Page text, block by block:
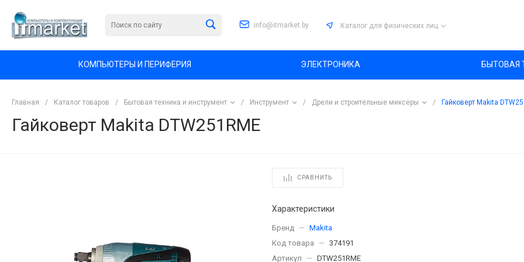
info@itmarket.by Каталог для физических лиц
КОМПЬЮТЕРЫ И ПЕРИФЕРИЯ ЭЛЕКТРОНИКА БЫТОВАЯ
Главная / Каталог товаров / Бытовая техника и инструмент / Инструмент / Дрели и строительные миксеры / Гайковерт Makita
Гайковерт Makita DTW251RME
СРАВНИТЬ
Характеристики
Бренд — Makita
Код товара
— 374191
Артикул
— DTW251RME